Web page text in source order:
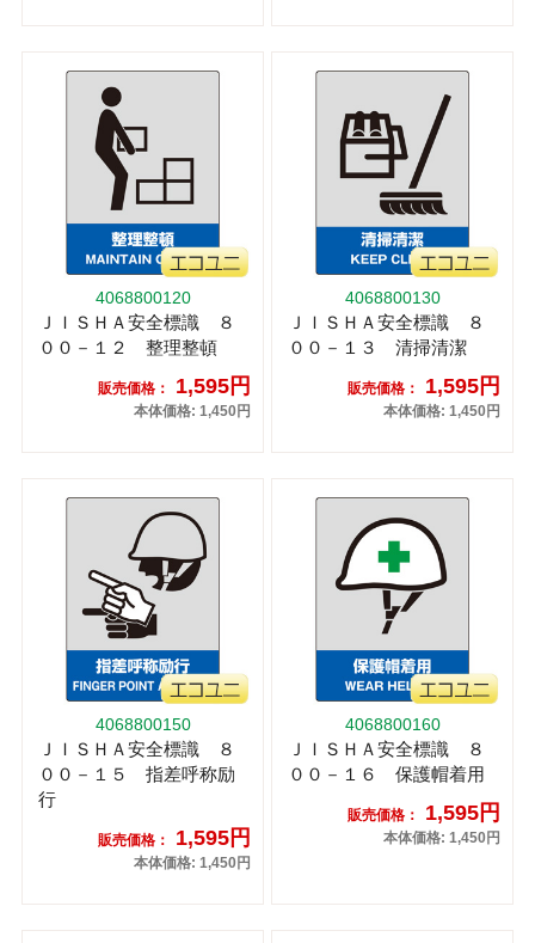
4068800120
ＪＩＳＨＡ安全標識 ８
００－１２ 整理整頓
販売価格： 1,595円
本体価格: 1,450円
4068800130
ＪＩＳＨＡ安全標識 ８
００－１３ 清掃清潔
販売価格： 1,595円
本体価格: 1,450円
4068800150
ＪＩＳＨＡ安全標識 ８
００－１５ 指差呼称励
行
販売価格： 1,595円
本体価格: 1,450円
4068800160
ＪＩＳＨＡ安全標識 ８
００－１６ 保護帽着用
販売価格： 1,595円
本体価格: 1,450円